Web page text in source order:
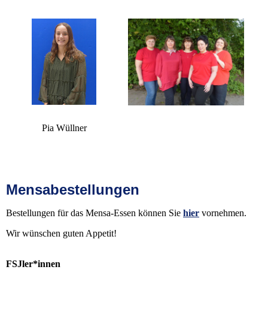
Pia Wüllner
Mensabestellungen
Bestellungen für das Mensa-Essen können Sie hier vornehmen.
Wir wünschen guten Appetit!
FSJler*innen